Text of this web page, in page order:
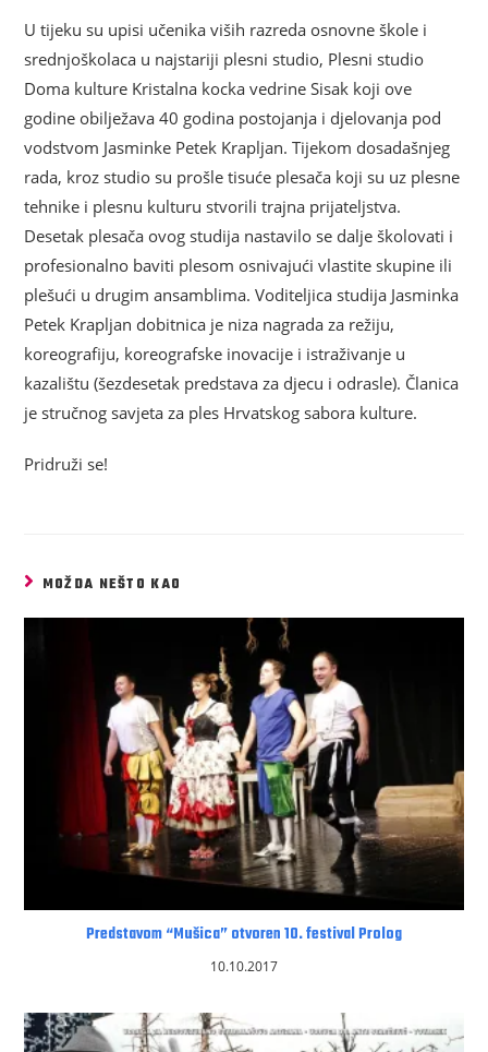
U tijeku su upisi učenika viših razreda osnovne škole i
srednjoškolaca u najstariji plesni studio, Plesni studio
Doma kulture Kristalna kocka vedrine Sisak koji ove
godine obilježava 40 godina postojanja i djelovanja pod
vodstvom Jasminke Petek Krapljan. Tijekom dosadašnjeg
rada, kroz studio su prošle tisuće plesača koji su uz plesne
tehnike i plesnu kulturu stvorili trajna prijateljstva.
Desetak plesača ovog studija nastavilo se dalje školovati i
profesionalno baviti plesom osnivajući vlastite skupine ili
plešući u drugim ansamblima. Voditeljica studija Jasminka
Petek Krapljan dobitnica je niza nagrada za režiju,
koreografiju, koreografske inovacije i istraživanje u
kazalištu (šezdesetak predstava za djecu i odrasle). Članica
je stručnog savjeta za ples Hrvatskog sabora kulture.
Pridruži se!
MOŽDA NEŠTO KAO
Predstavom “Mušica” otvoren 10. festival Prolog
10.10.2017